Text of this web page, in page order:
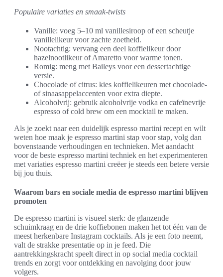
Populaire variaties en smaak-twists
Vanille: voeg 5–10 ml vanillesiroop of een scheutje
vanillelikeur voor zachte zoetheid.
Nootachtig: vervang een deel koffielikeur door
hazelnootlikeur of Amaretto voor warme tonen.
Romig: meng met Baileys voor een dessertachtige
versie.
Chocolade of citrus: kies koffielikeuren met chocolade-
of sinaasappelaccenten voor extra diepte.
Alcoholvrij: gebruik alcoholvrije vodka en cafeïnevrije
espresso of cold brew om een mocktail te maken.
Als je zoekt naar een duidelijk espresso martini recept en wilt
weten hoe maak je espresso martini stap voor stap, volg dan
bovenstaande verhoudingen en technieken. Met aandacht
voor de beste espresso martini techniek en het experimenteren
met variaties espresso martini creëer je steeds een betere versie
bij jou thuis.
Waarom bars en sociale media de espresso martini blijven
promoten
De espresso martini is visueel sterk: de glanzende
schuimkraag en de drie koffiebonen maken het tot één van de
meest herkenbare Instagram cocktails. Als je een foto neemt,
valt de strakke presentatie op in je feed. Die
aantrekkingskracht speelt direct in op social media cocktail
trends en zorgt voor ontdekking en navolging door jouw
volgers.